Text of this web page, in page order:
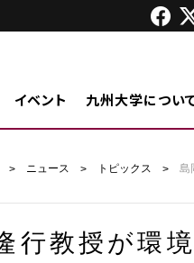
イベント 九州大学につい
ニュース トピックス 島
行教授が環